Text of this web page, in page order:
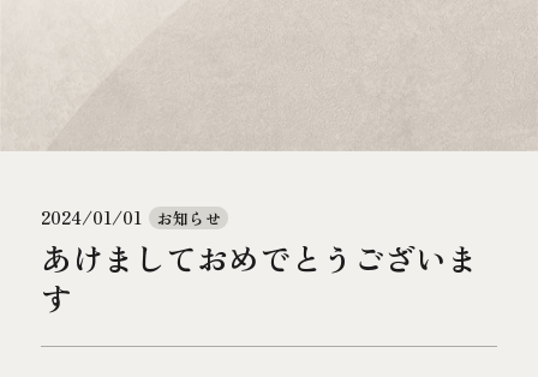
2024/01/01 お知らせ
あけましておめでとうございま
す
葵 HOTEL KYOTO
お知らせ
アクセス
京都観光
文化体験ツアー予約
ご利用人数
（1室あたり）